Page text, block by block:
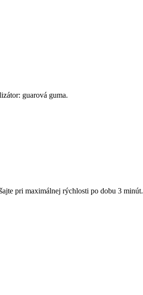
guarová guma.
pri maximálnej rýchlosti po dobu 3 minút.